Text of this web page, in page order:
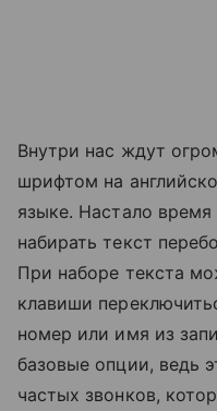
Внутри нас ждут
шрифтом на
языке. Настало
набирать текст
При наборе текста
клавиши
номер или имя из
базовые опции, ведь
частых звонков,